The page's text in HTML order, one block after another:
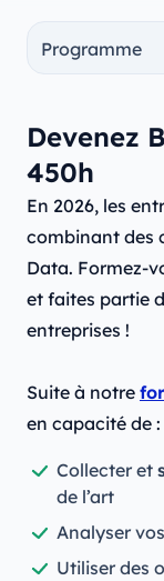
Devenez
450h
En 2026, les
combinant des
Data. Formez-
et faites partie
entreprises !
Suite à notre
en capacité de :
Collecter et
de l’art
Analyser
Utiliser des